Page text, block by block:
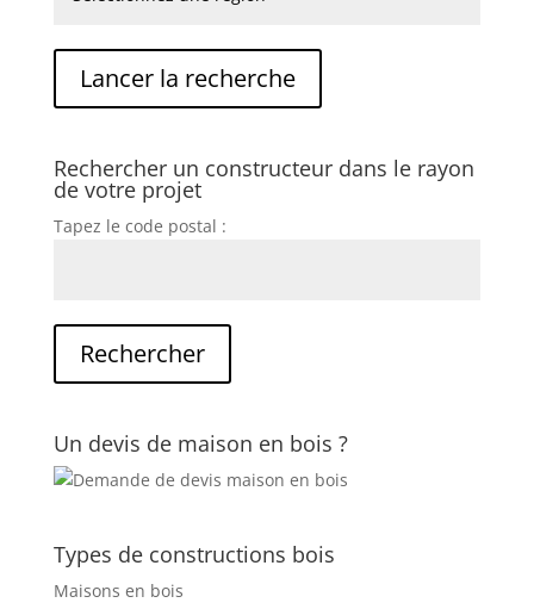
Rechercher un constructeur dans le rayon
de votre projet
Tapez le code postal :
Un devis de maison en bois ?
Types de constructions bois
Maisons en bois